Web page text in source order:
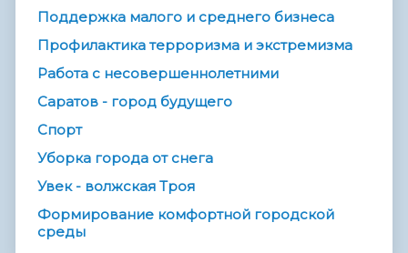
Поддержка малого и среднего бизнеса
Профилактика терроризма и экстремизма
Работа с несовершеннолетними
Саратов - город будущего
Спорт
Уборка города от снега
Увек - волжская Троя
Формирование комфортной городской
среды